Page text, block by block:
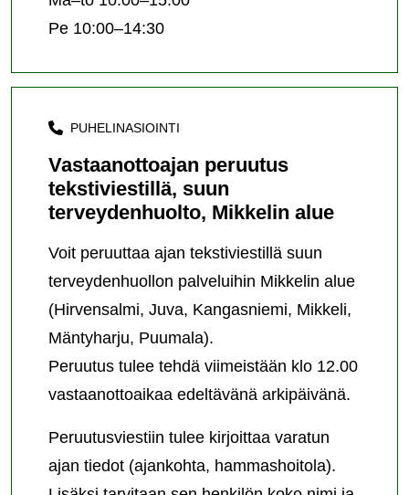
Pe 10:00–14:30
PUHELINASIOINTI
Vastaanottoajan peruutus
tekstiviestillä, suun
terveydenhuolto, Mikkelin alue
Voit peruuttaa ajan tekstiviestillä suun
terveydenhuollon palveluihin Mikkelin alue
(Hirvensalmi, Juva, Kangasniemi, Mikkeli,
Mäntyharju, Puumala).
Peruutus tulee tehdä viimeistään klo 12.00
vastaanottoaikaa edeltävänä arkipäivänä.
Peruutusviestiin tulee kirjoittaa varatun
ajan tiedot (ajankohta, hammashoitola).